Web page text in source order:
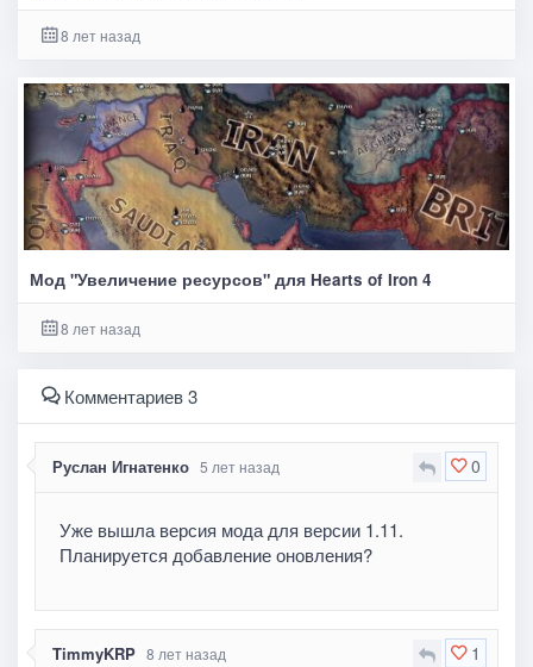
8 лет назад
Мод "Увеличение ресурсов" для Hearts of Iron 4
8 лет назад
Комментариев 3
0
Руслан Игнатенко 5 лет назад
Уже вышла версия мода для версии 1.11.
Планируется добавление оновления?
1
TimmyKRP 8 лет назад